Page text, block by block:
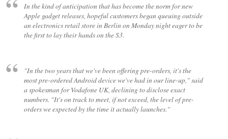
In the kind of anticipation that has become the norm for new
Apple gadget releases, hopeful customers began queuing outside
an electronics retail store in Berlin on Monday night eager to be
the first to lay their hands on the S3.
"In the two years that we've been offering pre-orders, it's the
most pre-ordered Android device we've had in our line-up," said
a spokesman for Vodafone UK, declining to disclose exact
numbers. "It's on track to meet, if not exceed, the level of pre-
orders we expected by the time it actually launches."